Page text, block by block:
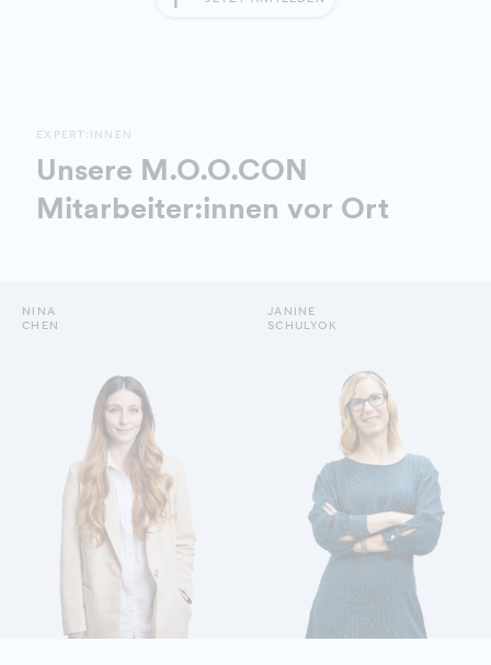
EXPERT:INNEN
Unsere M.O.O.CON
Mitarbeiter:innen vor Ort
DETAILS ANZEIGEN
NINA
CHEN
DETAILS ANZEIGEN
JANINE
SCHULYOK